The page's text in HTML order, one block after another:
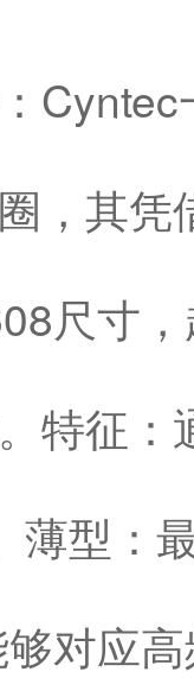
，其凭
尺寸
特征：
薄型
对应